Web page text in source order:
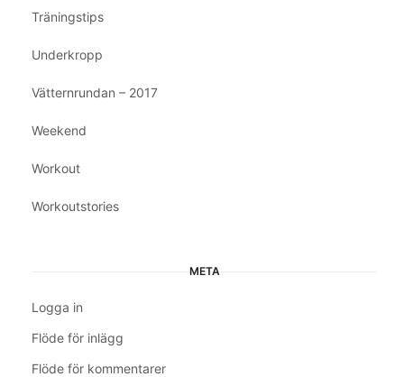
Träningstips
Underkropp
Vätternrundan – 2017
Weekend
Workout
Workoutstories
META
Logga in
Flöde för inlägg
Flöde för kommentarer